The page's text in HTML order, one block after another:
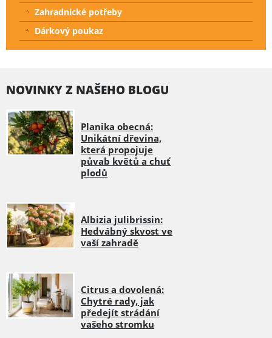
Zahradnické potřeby
Dárkový poukaz
NOVINKY Z NAŠEHO BLOGU
Planika obecná:
Unikátní dřevina,
která propojuje
půvab květů a chuť
plodů
Albizia julibrissin:
Hedvábný skvost ve
vaší zahradě
Citrus a dovolená:
Chytré rady, jak
předejít strádání
vašeho stromku